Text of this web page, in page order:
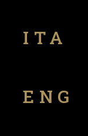
ITA
ENG